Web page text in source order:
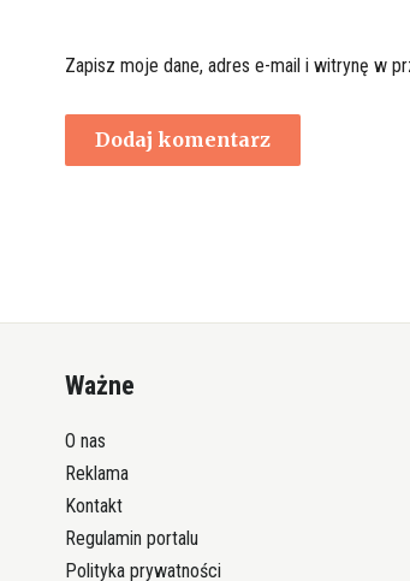
Zapisz moje dane, adres e-mail i witrynę w
Ważne
O nas
Reklama
Kontakt
Regulamin portalu
Polityka prywatności